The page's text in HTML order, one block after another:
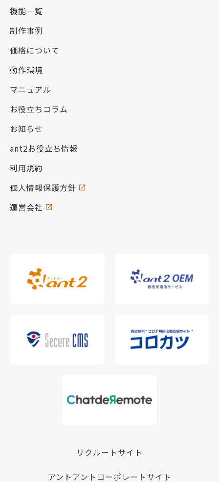
機能一覧
制作事例
価格について
動作環境
マニュアル
お役立ちコラム
お知らせ
ant2お役立ち情報
利用規約
個人情報保護方針
運営会社
リクルートサイト
アントアントコーポレートサイト